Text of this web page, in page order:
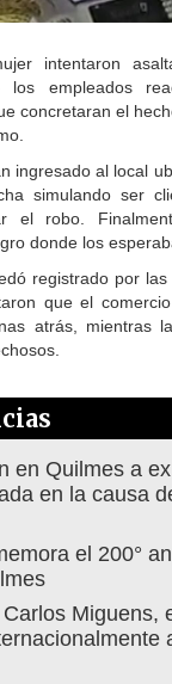
intentaron
los empleados
concretaran el
ingresado al local
simulando ser
el robo.
donde los
registrado por
que el
atrás, mientras
en Quilmes a
en la causa
el 200°
Miguens,